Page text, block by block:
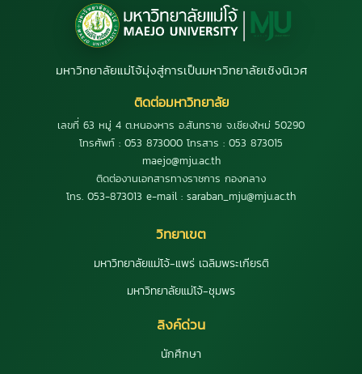
มหาวิทยาลัยแม่โจ้มุ่งสู่การเป็นมหาวิทยาลัยเชิงนิเวศ
ติดต่อมหาวิทยาลัย
เลขที่ 63 หมู่ 4 ต.หนองหาร อ.สันทราย จ.เชียงใหม่ 50290
โทรศัพท์ : 053 873000 โทรสาร : 053 873015
maejo@mju.ac.th
ติดต่องานเอกสารทางราชการ กองกลาง
โทร. 053-873013 e-mail : saraban_mju@mju.ac.th
วิทยาเขต
มหาวิทยาลัยแม่โจ้-แพร่ เฉลิมพระเกียรติ
มหาวิทยาลัยแม่โจ้-ชุมพร
ลิงค์ด่วน
นักศึกษา